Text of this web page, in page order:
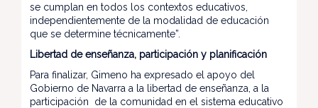
se cumplan en todos los contextos educativos,
independientemente de la modalidad de educación
que se determine técnicamente”.
Libertad de enseñanza, participación y planificación
Para finalizar, Gimeno ha expresado el apoyo del
Gobierno de Navarra a la libertad de enseñanza, a la
participación de la comunidad en el sistema educativo